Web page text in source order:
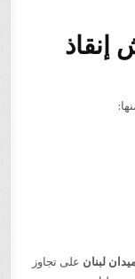
لبنان على تجاوز